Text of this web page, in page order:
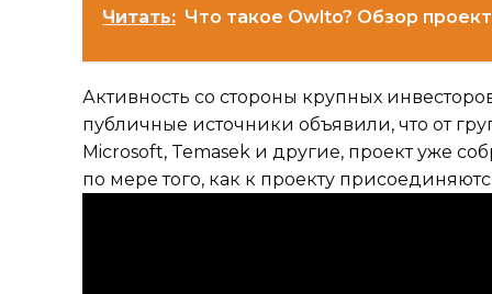
Читать: Что такое Owlto? Обзор
Активность со стороны крупных
публичные источники объявили, что от
Microsoft, Temasek и другие, проект уже
по мере того, как к проекту